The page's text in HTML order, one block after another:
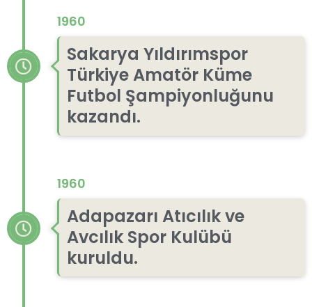
1960
Sakarya Yıldırımspor
Türkiye Amatör Küme
Futbol Şampiyonluğunu
kazandı.
1960
Adapazarı Atıcılık ve
Avcılık Spor Kulübü
kuruldu.